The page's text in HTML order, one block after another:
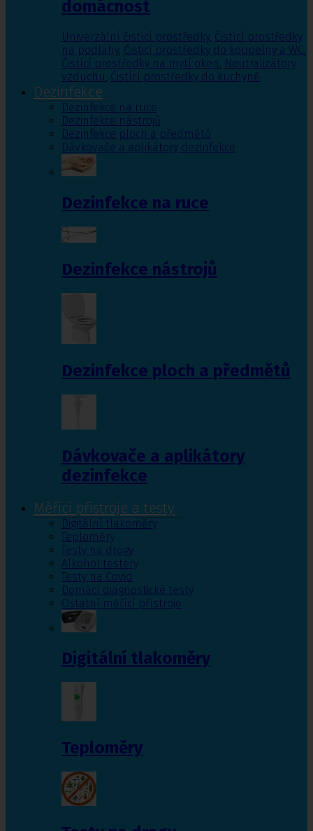
domácnost
Univerzální čistící prostředky, Čistící prostředky
na podlahy, Čisticí prostředky do koupelny a WC,
Čistící prostředky na mytí oken, Neutralizátory
vzduchu, Čistící prostředky do kuchyně
Dezinfekce
Dezinfekce na ruce
Dezinfekce nástrojů
Dezinfekce ploch a předmětů
Dávkovače a aplikátory dezinfekce
Dezinfekce na ruce
Dezinfekce nástrojů
Dezinfekce ploch a předmětů
Dávkovače a aplikátory
dezinfekce
Měřící přístroje a testy
Digitální tlakoměry
Teploměry
Testy na drogy
Alkohol testery
Testy na Covid
Domácí diagnostické testy
Ostatní měřící přístroje
Digitální tlakoměry
Teploměry